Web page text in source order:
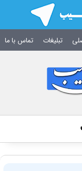
تبلیغات تماس با ما